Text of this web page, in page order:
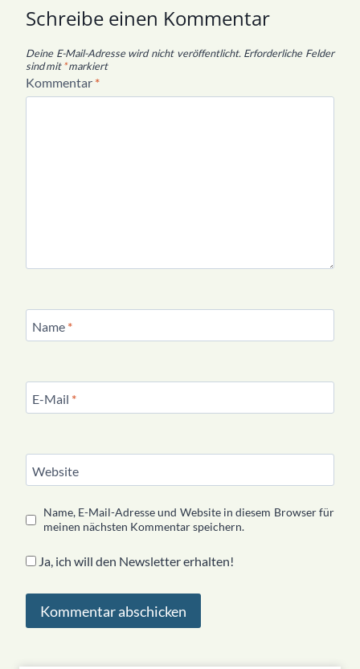
Schreibe einen Kommentar
Deine E-Mail-Adresse wird nicht veröffentlicht. Erforderliche Felder
sind mit*markiert
Kommentar *
Name *
E-Mail *
Website
Name, E-Mail-Adresse und Website in diesem Browser für
meinen nächsten Kommentar speichern.
Ja, ich will den Newsletter erhalten!